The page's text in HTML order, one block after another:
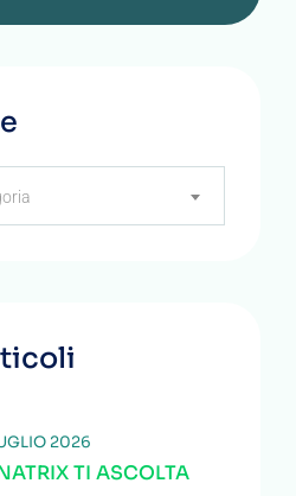
TI ASCOLTA
2026